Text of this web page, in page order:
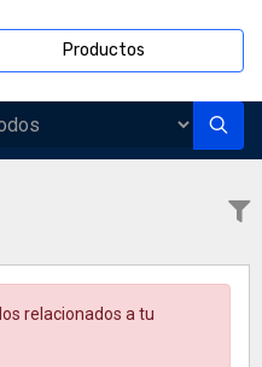
Productos
relacionados a tu